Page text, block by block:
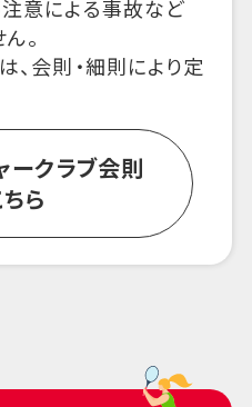
意による事故など
。
、会則・細則により定
ークラブ会則
ら